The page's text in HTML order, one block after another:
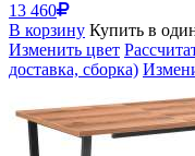
13 460
В корзину Купить в
Изменить цвет
доставка, сборка)